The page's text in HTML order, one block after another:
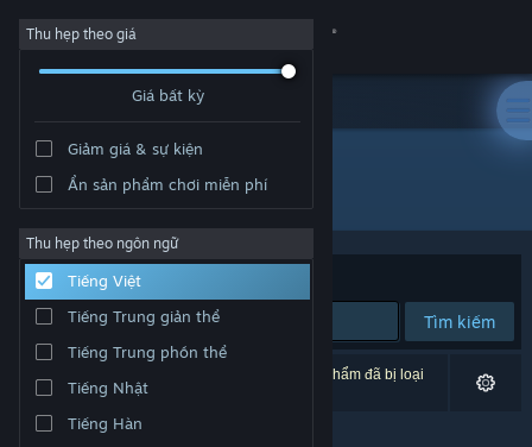
Đăng nhập
Cộng đồng
Thông tin
Hỗ trợ
Thay đổi ngôn ngữ
Cài ứng dụng Steam di động
Thu hẹp theo giá
Giá bất kỳ
Giảm giá & sự kiện
Ẩn sản phẩm chơi miễn phí
Thu hẹp theo ngôn ngữ
Tiếng Việt
Tiếng Trung giản thể
Tiếng Trung phồn thể
Tiếng Nhật
Tiếng Hàn
Nhà phát triển: Dreambyte Games
Xếp theo Độ liên quan
Tìm kiếm
0 kết quả phù hợp tìm kiếm của bạn. 1 tựa sản phẩm đã bị loại
trừ dựa trên tùy chỉnh của bạn.